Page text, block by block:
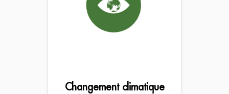
Changement climatique